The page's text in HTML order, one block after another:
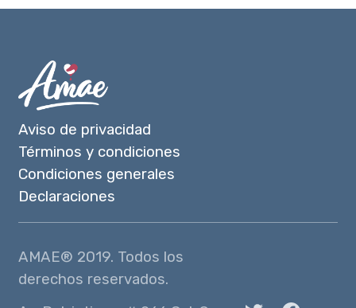
Aviso de privacidad
Términos y condiciones
Condiciones generales
Declaraciones
AMAE® 2019. Todos los
derechos reservados.